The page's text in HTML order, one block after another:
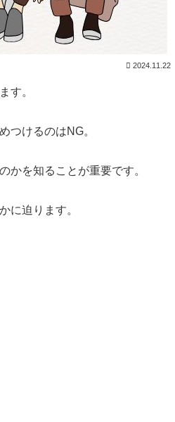
2024.11.22
す。
つけるのはNG。
かを知ることが重要です。
に迫ります。